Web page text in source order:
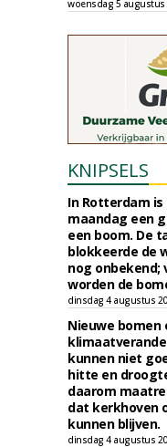
woensdag 5 augustus
KNIPSELS
In Rotterdam
maandag een
een boom. De
blokkeerde de
nog onbekend;
worden de
dinsdag 4 augustus
Nieuwe bomen
kunnen niet
hitte en
daarom
dat kerkhoven
kunnen blijven.
dinsdag 4 augustus